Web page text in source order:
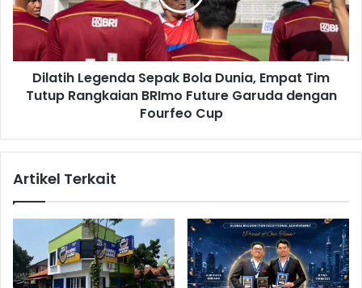
h
a
i
a
e
n
y
i
h
e
e
B
o
l
Dilatih Legenda Sepak Bola Dunia, Empat Tim
Tutup Rangkaian BRImo Future Garuda dengan
Fourfeo Cup
Artikel Terkait